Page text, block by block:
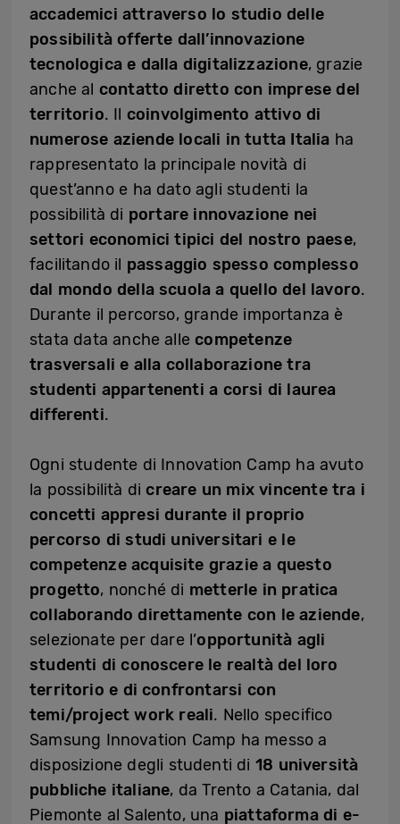
accademici attraverso lo studio delle
possibilità offerte dall’innovazione
tecnologica e dalla digitalizzazione, grazie
anche al contatto diretto con imprese del
territorio. Il coinvolgimento attivo di
numerose aziende locali in tutta Italia ha
rappresentato la principale novità di
quest’anno e ha dato agli studenti la
possibilità di portare innovazione nei
settori economici tipici del nostro paese,
facilitando il passaggio spesso complesso
dal mondo della scuola a quello del lavoro.
Durante il percorso, grande importanza è
stata data anche alle competenze
trasversali e alla collaborazione tra
studenti appartenenti a corsi di laurea
differenti.
Ogni studente di Innovation Camp ha avuto
la possibilità di creare un mix vincente tra i
concetti appresi durante il proprio
percorso di studi universitari e le
competenze acquisite grazie a questo
progetto, nonché di metterle in pratica
collaborando direttamente con le aziende,
selezionate per dare l’opportunità agli
studenti di conoscere le realtà del loro
territorio e di confrontarsi con
temi/project work reali. Nello specifico
Samsung Innovation Camp ha messo a
disposizione degli studenti di 18 università
pubbliche italiane, da Trento a Catania, dal
Piemonte al Salento, una piattaforma di e-